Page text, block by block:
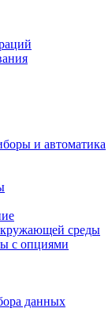
и автоматика
среды
с опциями
данных